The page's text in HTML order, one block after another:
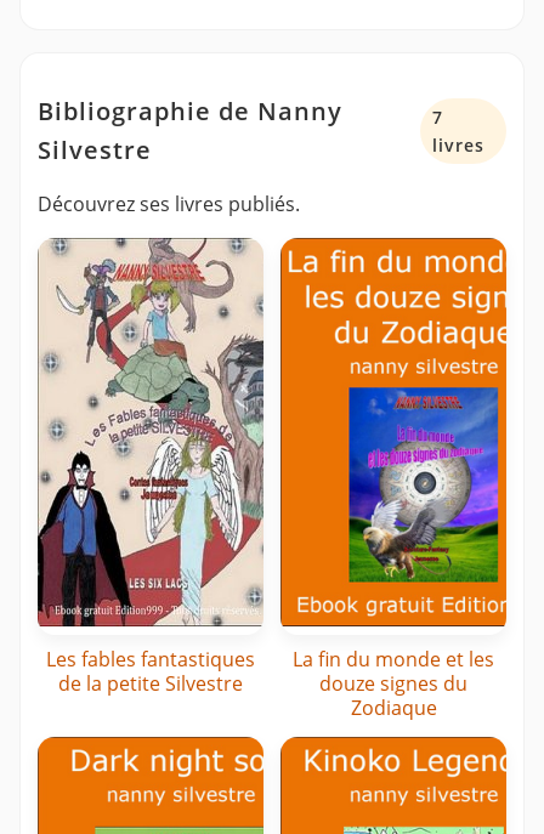
Bibliographie de Nanny
Silvestre
7
livres
Découvrez ses livres publiés.
Les fables fantastiques
de la petite Silvestre
La fin du monde et les
douze signes du
Zodiaque